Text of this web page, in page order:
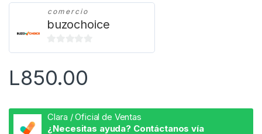
comercio
buzochoice
0
e
L850.00
Clara / Oficial de Ventas
¿Necesitas ayuda? Contáctanos vía